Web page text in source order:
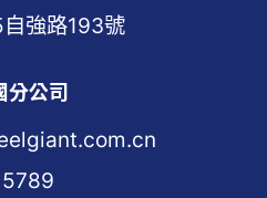
強路193號
分公司